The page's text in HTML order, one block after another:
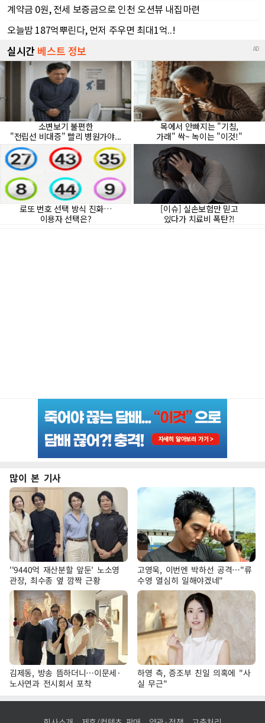
많이 본 기사
''9440억 재산분할 앞둔' 노소영
관장, 최수종 옆 깜짝 근황
고영욱, 이번엔 박하선 공격…"류
수영 열심히 일해야겠네"
김제동, 방송 뜸하더니…이문세·
노사연과 전시회서 포착
하영 측, 증조부 친일 의혹에 "사
실 무근"